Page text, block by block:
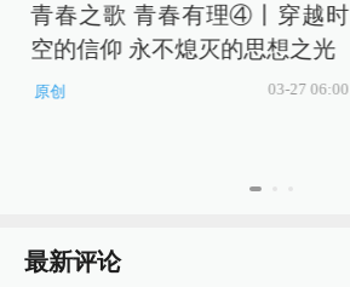
青春之歌 青春有理④丨穿越时
空的信仰 永不熄灭的思想之光
原创 03-27 06:00
最新评论